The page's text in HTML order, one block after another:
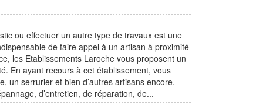
ou effectuer un autre type de travaux est une
de faire appel à un artisan à proximité
les Etablissements Laroche vous proposent un
En ayant recours à cet établissement, vous
un serrurier et bien d’autres artisans encore.
d’entretien, de réparation, de...